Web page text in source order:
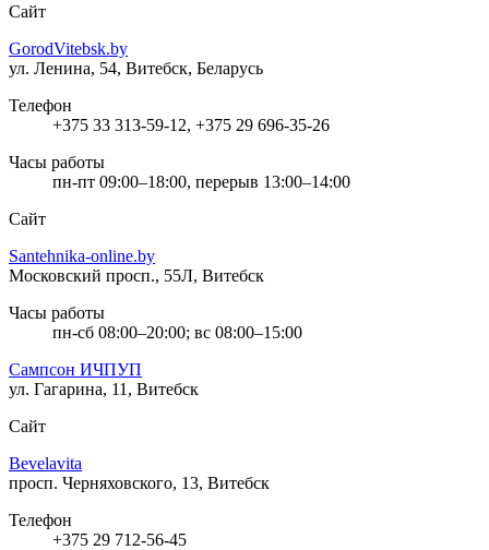
Сайт
GorodVitebsk.by
ул. Ленина, 54, Витебск, Беларусь
Телефон
+375 33 313-59-12, +375 29 696-35-26
Часы работы
пн-пт 09:00–18:00, перерыв 13:00–14:00
Сайт
Santehnika-online.by
Московский просп., 55Л, Витебск
Часы работы
пн-сб 08:00–20:00; вс 08:00–15:00
Сампсон ИЧПУП
ул. Гагарина, 11, Витебск
Сайт
Bevelavita
просп. Черняховского, 13, Витебск
Телефон
+375 29 712-56-45